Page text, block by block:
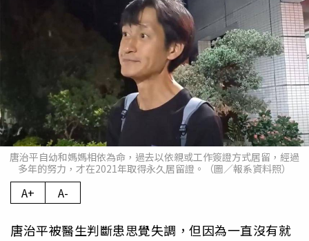
唐治平自幼和媽媽相依為命，過去以依親或工作簽證方式居留，經過
多年的努力，才在2021年取得永久居留證。（圖／報系資料照）
A+ A-
唐治平被醫生判斷患思覺失調，但因為一直沒有就